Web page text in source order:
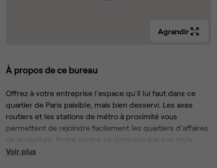
Agrandir
À propos de ce bureau
Offrez à votre entreprise l'espace qu'il lui faut dans ce
quartier de Paris paisible, mais bien desservi. Les axes
routiers et les stations de métro à proximité vous
permettent de rejoindre facilement les quartiers d'affaires
de la capitale. Notre centre se distingue par son style
architectural traditionnel et présente un intérieur moderne
Voir plus